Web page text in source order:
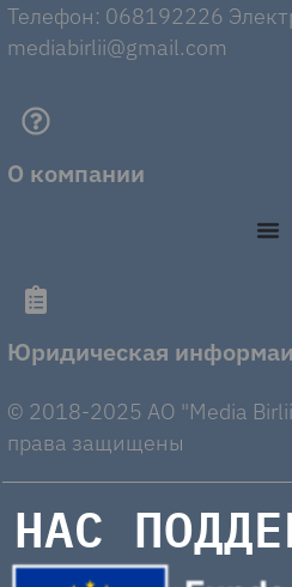
Телефон: 068192226
mediabirlii@gmail.com
О компании
Юридическая
© 2018-2025 AO "Media
права защищены
НАС